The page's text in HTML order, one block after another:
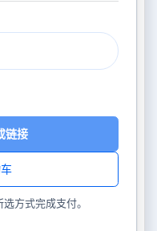
链接
方式完成支付。